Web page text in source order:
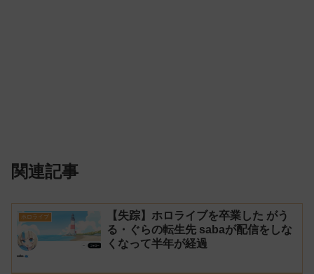
関連記事
ホロライブ
【失踪】ホロライブを卒業した がう
る・ぐらの転生先 sabaが配信をしな
くなって半年が経過